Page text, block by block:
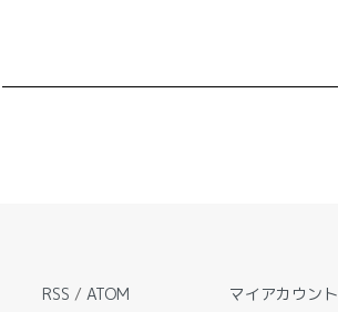
RSS / ATOM マイアカウント